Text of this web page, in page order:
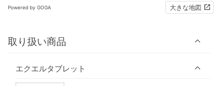
Powered by GOGA 大きな地図
取り扱い商品
エクエルタブレット